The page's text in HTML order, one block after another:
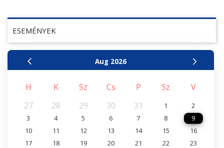
ESEMÉNYEK
Aug 2026
H K Sz Cs P Sz
V
27
28 29 30 31 1
2
3
4 5 6 7 8
9
10
11 12 13 14 15
16
17
18 19 20 21 22
23